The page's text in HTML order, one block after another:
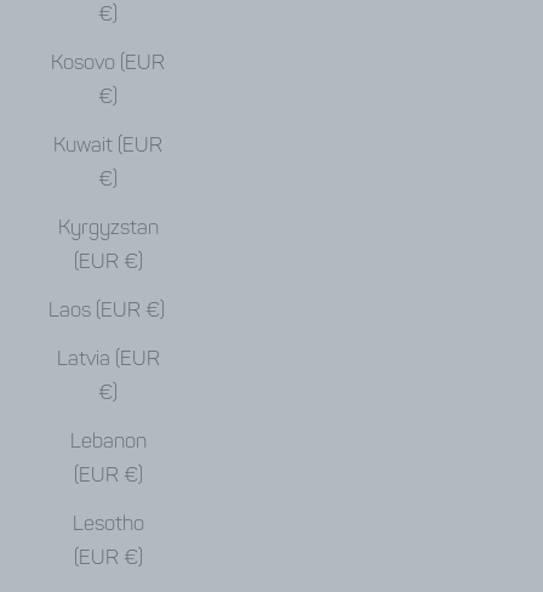
€)
Kosovo (EUR
€)
Kuwait (EUR
€)
Kyrgyzstan
(EUR €)
Laos (EUR €)
Latvia (EUR
€)
Lebanon
(EUR €)
Lesotho
(EUR €)